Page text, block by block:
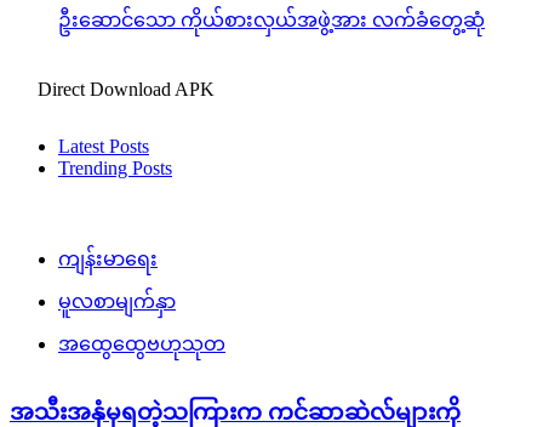
ဦးဆောင်သော ကိုယ်စားလှယ်အဖွဲ့အား လက်ခံတွေ့ဆုံ
Direct Download APK
Latest Posts
Trending Posts
ကျန်းမာရေး
မူလစာမျက်နှာ
အထွေထွေဗဟုသုတ
အသီးအနှံမှရတဲ့သကြားက ကင်ဆာဆဲလ်များကို